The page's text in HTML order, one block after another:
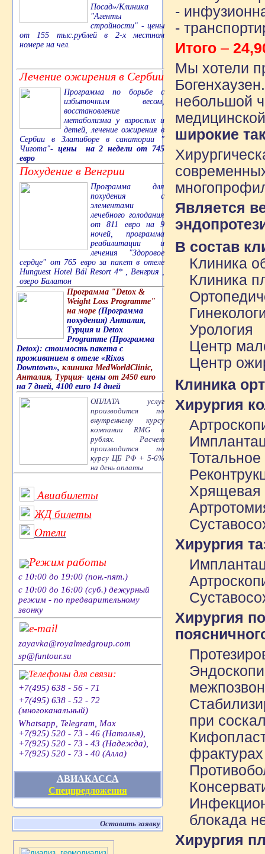
Посад»/Клиника
"Агенты
стройности" - цены
от 155 тыс.рублей в 2-х местном
номере на чел.
Лечение ожирения в Сербии
Программа по борьбе с
избыточным весом,
восстановление
метаболизма у взрослых и
детей, лечение ожирения в
Сербии в Златиборе в санатории "
Чигота"- цены на 2 недели от 745
евро
Похудение в Венгрии
Программа для
похудения с
элементами
лечебного голодания
от 811 евро на 9
ночей, программа
реабилитации и
лечения "Здоровое
сердце" от 765 евро за пакет в отеле
Hunguest Hotel Bál Resort 4* , Венгрия ,
озеро Балатон
Программа "Detox &
Weight Loss Programme"
на море (Программа
похудения) Анталия,
Турция и Detox
Programme (Программа
Detox): стоимость пакета с
проживанием в отеле «Rixos
Downtown», клиника MedWorldClinic,
Анталия, Турция- цены от 2450 euro
на 7 дней, 4100 euro 14 дней
ОПЛАТА услуг
производится по
внутреннему курсу
компании RMG в
рублях. Расчет
производится по
курсу ЦБ РФ + 5-6%
на день оплаты
Авиабилеты
ЖД билеты
Отели
Режим работы
с 10:00 до 19:00 (пон.-пят.)
с 10:00 до 16:00 (суб.) дежурный
режим - по предварительному
звонку
e-mail
zayavka@royalmedgroup.com
sp@funtour.su
Телефоны для связи:
+7(495) 638 - 56 - 71
+7(495) 638 - 52 - 72
(многоканальный)
Whatsapp, Telegram, Max
+7(925) 520 - 73 - 46 (Наталья),
+7(925) 520 - 73 - 43 (Надежда),
+7(925) 520 - 73 - 40 (Алла)
АВИАКАССА
Спецпредложения
Оставить заявку
-
-
Итого –
Мы хотели
небольшой
широкие
Является
В состав
Клиника
Клиника
Урология
Центр
Центр
Клиника
Хирургия
Хрящевая
Хирургия
Хирургия
при
блокада
Хирургия